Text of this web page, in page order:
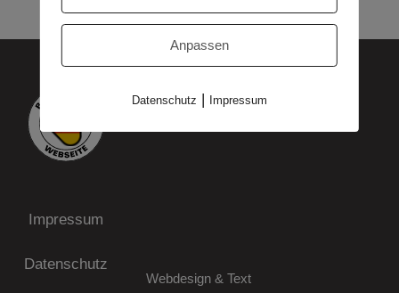
Impressum
Datenschutz
Webdesign & Text
Anpassen
Datenschutz | Impressum